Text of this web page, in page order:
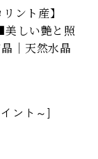
ント産】
しい艶と照
｜天然水晶
ント～]